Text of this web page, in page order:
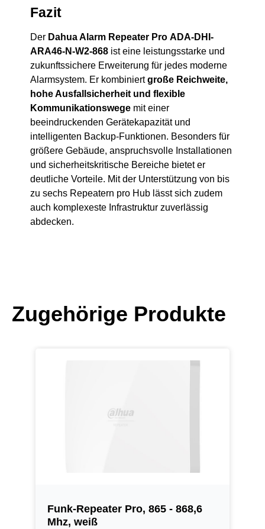
Fazit
Der Dahua Alarm Repeater Pro ADA-DHI-
ARA46-N-W2-868 ist eine leistungsstarke und
zukunftssichere Erweiterung für jedes moderne
Alarmsystem. Er kombiniertgroße Reichweite,
hohe Ausfallsicherheit und flexible
Kommunikationswege mit einer
beeindruckenden Gerätekapazität und
intelligenten Backup-Funktionen. Besonders für
größere Gebäude, anspruchsvolle Installationen
und sicherheitskritische Bereiche bietet er
deutliche Vorteile. Mit der Unterstützung von bis
zu sechs Repeatern pro Hub lässt sich zudem
auch komplexeste Infrastruktur zuverlässig
abdecken.
Zugehörige Produkte
Funk-Repeater Pro, 865 - 868,6
Mhz, weiß